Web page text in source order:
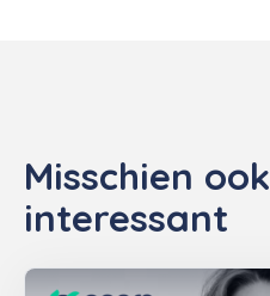
Misschien ook
interessant